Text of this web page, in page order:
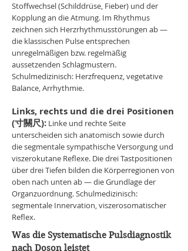
Stoffwechsel (Schilddrüse, Fieber) und der
Kopplung an die Atmung. Im Rhythmus
zeichnen sich Herzrhythmusstörungen ab —
die klassischen Pulse entsprechen
unregelmäßigen bzw. regelmäßig
aussetzenden Schlagmustern.
Schulmedizinisch: Herzfrequenz, vegetative
Balance, Arrhythmie.
Links, rechts und die drei Positionen
(寸關尺): Linke und rechte Seite
unterscheiden sich anatomisch sowie durch
die segmentale sympathische Versorgung und
viszerokutane Reflexe. Die drei Tastpositionen
über drei Tiefen bilden die Körperregionen von
oben nach unten ab — die Grundlage der
Organzuordnung. Schulmedizinisch:
segmentale Innervation, viszerosomatischer
Reflex.
Was die Systematische Pulsdiagnostik
nach Doson leistet